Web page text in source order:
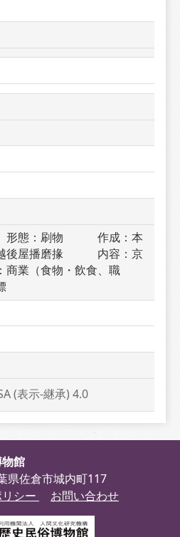
形態：刷物　　　作成：本
後屋播磨掾　　　内容：京
商業（食物・飲食、職
(表示-継承) 4.0
館
県佐倉市城内町117
シー
お問い合わせ